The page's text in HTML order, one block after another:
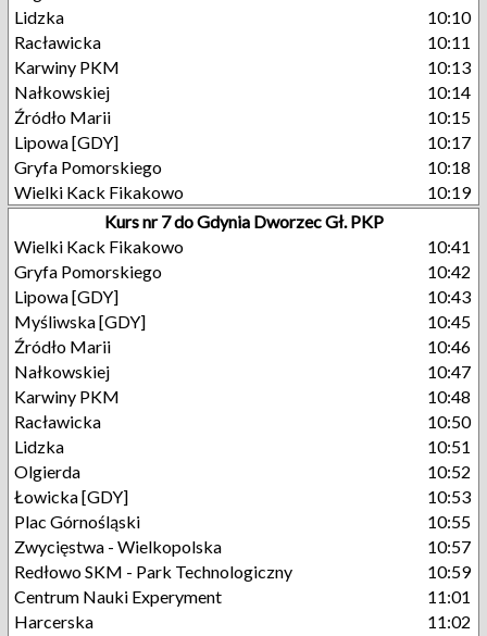
Lidzka
10:10
Racławicka
10:11
Karwiny PKM
10:13
Nałkowskiej
10:14
Źródło Marii
10:15
Lipowa [GDY]
10:17
Gryfa Pomorskiego
10:18
Wielki Kack Fikakowo
10:19
Kurs nr 7 do Gdynia Dworzec Gł. PKP
Wielki Kack Fikakowo
10:41
Gryfa Pomorskiego
10:42
Lipowa [GDY]
10:43
Myśliwska [GDY]
10:45
Źródło Marii
10:46
Nałkowskiej
10:47
Karwiny PKM
10:48
Racławicka
10:50
Lidzka
10:51
Olgierda
10:52
Łowicka [GDY]
10:53
Plac Górnośląski
10:55
Zwycięstwa - Wielkopolska
10:57
Redłowo SKM - Park Technologiczny
10:59
Centrum Nauki Experyment
11:01
Harcerska
11:02